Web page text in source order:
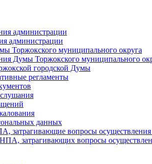
администрации
администрации
Торжокского муниципального округа
Думы Торжокского муниципального
городской Думы
регламенты
данных
затрагивающие вопросы осуществления
затрагивающих вопросы